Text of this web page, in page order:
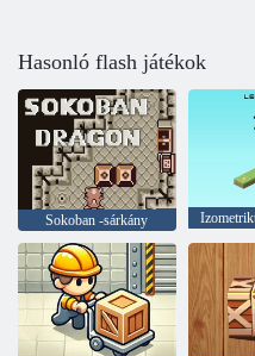
Hasonló flash játékok
Sokoban -sárkány